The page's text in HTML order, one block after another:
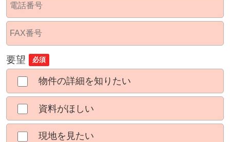
要望 必須
物件の詳細を知りたい
資料がほしい
現地を見たい